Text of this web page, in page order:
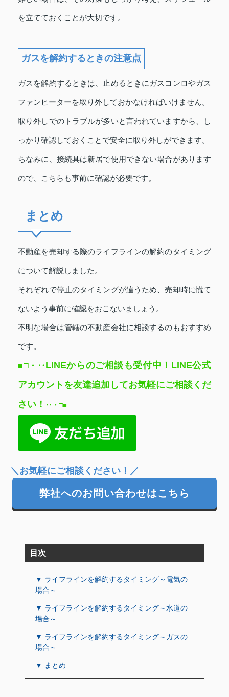
を立てておくことが大切です。
ガスを解約するときの注意点
ガスを解約するときは、止めるときにガスコンロやガス
ファンヒーターを取り外しておかなければいけません。
取り外しでのトラブルが多いと言われていますから、し
っかり確認しておくことで安全に取り外しができます。
ちなみに、接続具は新居で使用できない場合があります
ので、こちらも事前に確認が必要です。
まとめ
不動産を売却する際のライフラインの解約のタイミング
について解説しました。
それぞれで停止のタイミングが違うため、売却時に慌て
ないよう事前に確認をおこないましょう。
不明な場合は管轄の不動産会社に相談するのもおすすめ
です。
■□ ・‥LINEからのご相談も受付中！LINE公式
アカウントを友達追加してお気軽にご相談くだ
さい ！ ‥ ・□■
＼お気軽にご相談ください！／
弊社へのお問い合わせはこちら
目次
▼ ライフラインを解約するタイミング～電気の
場合～
▼ ライフラインを解約するタイミング～水道の
場合～
▼ ライフラインを解約するタイミング～ガスの
場合～
▼ まとめ